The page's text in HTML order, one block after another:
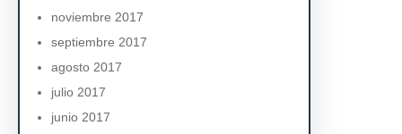
noviembre 2017
septiembre 2017
agosto 2017
julio 2017
junio 2017